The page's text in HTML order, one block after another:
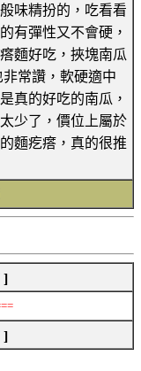
味精扮的，吃看看
有彈性又不會硬，
麵好吃，挾塊南瓜
常讚，軟硬適中
真的好吃的南瓜，
少了，價位上屬於
麵疙瘩，真的很推
]
]